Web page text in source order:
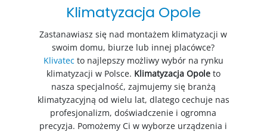
Klimatyzacja Opole
Zastanawiasz się nad montażem klimatyzacji w
swoim domu, biurze lub innej placówce?
Klivatecto najlepszy możliwy wybór na rynku
klimatyzacji w Polsce. Klimatyzacja Opoleto
nasza specjalność, zajmujemy się branżą
klimatyzacyjną od wielu lat, dlatego cechuje nas
profesjonalizm, doświadczenie i ogromna
precyzja. Pomożemy Ci w wyborze urządzenia i